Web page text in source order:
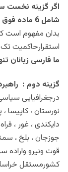
اگر گزینه نخست
شامل 6 ماده فوق بود
بدان مفهوم است
استقرارحاکمیت
ما فارسی زبانان
گزینه دوم :
نورستان ، کاپیسا ،
دایکندی ، غور ،
جوزجان ، بلخ ،
قوت ونیرو
کشورمستقل